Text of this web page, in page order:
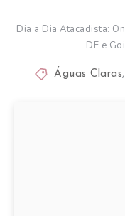
Dia a Dia Atacadista:
DF e
Águas Claras